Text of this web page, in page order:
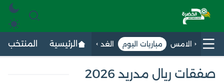
الامس مباريات اليوم الغد الرئيسية المنتخب
صفقات ريال مدريد 2026